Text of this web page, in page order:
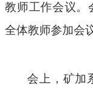
教师工作会议。
全体教师参加会
会上，矿加